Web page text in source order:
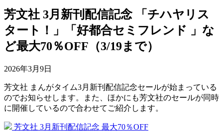
芳文社 3月新刊配信記念 「チハヤリス
タート！」「好都合セミフレンド 」な
ど最大70％OFF（3/19まで）
2026年3月9日
芳文社 まんがタイム3月新刊配信記念セールが始まっている
のでお知らせします。また、ほかにも芳文社のセールが同時
に開催しているので合わせてご紹介します。
芳文社 3月新刊配信記念 最大70％OFF